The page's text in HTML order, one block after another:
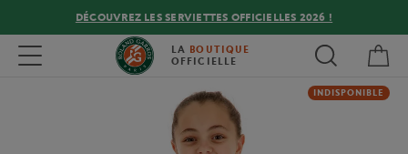
DÉCOUVREZ LES SERVIETTES OFFICIELLES 2026 !
Toggle navigation LA BOUTIQUE
OFFICIELLE
INDISPONIBLE